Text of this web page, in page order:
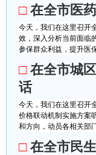
□ 在全市医
今天，我们在这里召开
效，深入分析当前面临
参保群众利益，提升医
□ 在全市城
话
今天，我们在这里召开
价格联动机制实施方案
和方向，动员各相关部
□ 在全市民